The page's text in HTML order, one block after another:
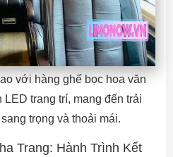
với hàng ghế bọc hoa văn
trang trí, mang đến trải
trọng và thoải mái.
Trang: Hành Trình Kết